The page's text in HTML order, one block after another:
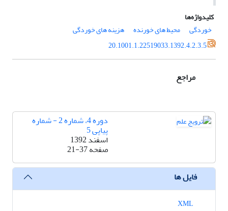
کلیدواژه‌ها
خوردگی
محیط های خورنده
هزینه های خوردگی
20.1001.1.22519033.1392.4.2.3.5
مراجع
دوره 4، شماره 2 - شماره
پیاپی 5
اسفند 1392
صفحه21-37
فایل ها